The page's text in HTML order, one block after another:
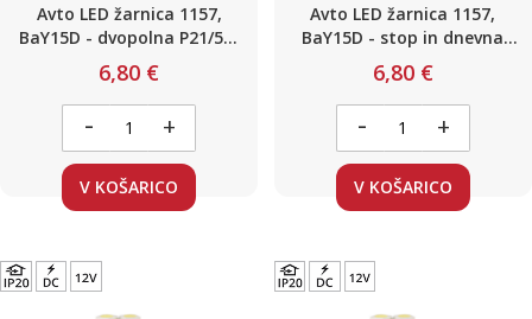
Avto LED žarnica 1157,
BaY15D - dvopolna P21/5W
360°leča / HLADNO BELA /
CanBus z uporom / DC12 -
24V
6,80 €
- +
V KOŠARICO
Avto LED žarnica 1157,
BaY15D - stop in dnevna
dvopolna P21W/5W / HLADNO
BELA / 30 LED 6W / 12V /
Canbus / z uporom
6,80 €
- +
V KOŠARICO